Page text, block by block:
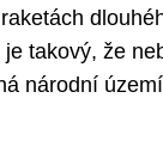
takový, že
národní